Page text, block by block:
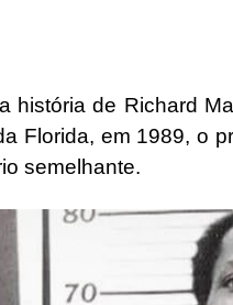
história de Richard
Florida, em 1989, o
semelhante.